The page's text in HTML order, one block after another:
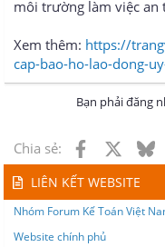
môi trường làm việc an
Xem thêm: https://
cap-bao-ho-lao-dong-
Bạn phải đăng
Chia sẻ: Facebook
LIÊN KẾT WEBSITE
Nhóm Forum Kế Toán Việt
Website chính phủ